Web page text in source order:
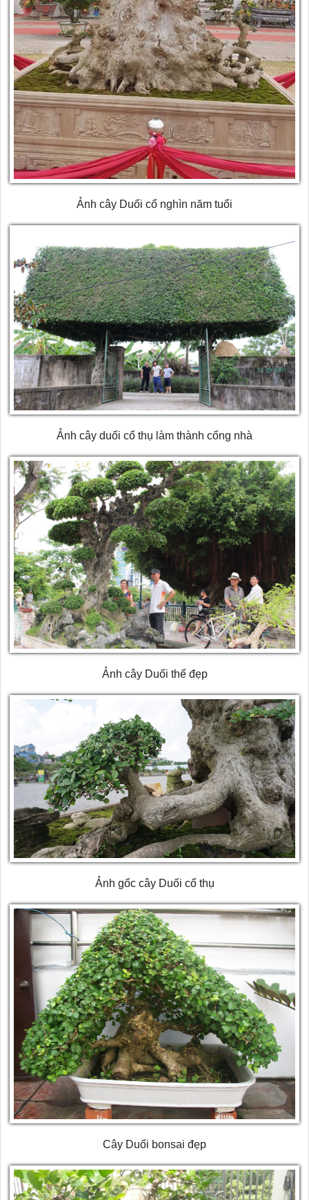
Ảnh cây Duối cổ nghìn năm tuổi
Ảnh cây duối cổ thụ làm thành cổng nhà
Ảnh cây Duối thế đẹp
Ảnh gốc cây Duối cổ thụ
Cây Duối bonsai đẹp